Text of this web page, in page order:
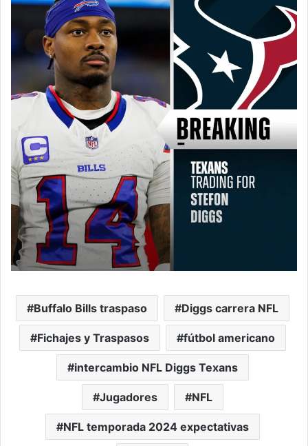
Buffalo Bills traspaso Diggs carrera NFL
Fichajes y Traspasos fútbol americano
intercambio NFL Diggs Texans
Jugadores NFL
NFL temporada 2024 expectativas